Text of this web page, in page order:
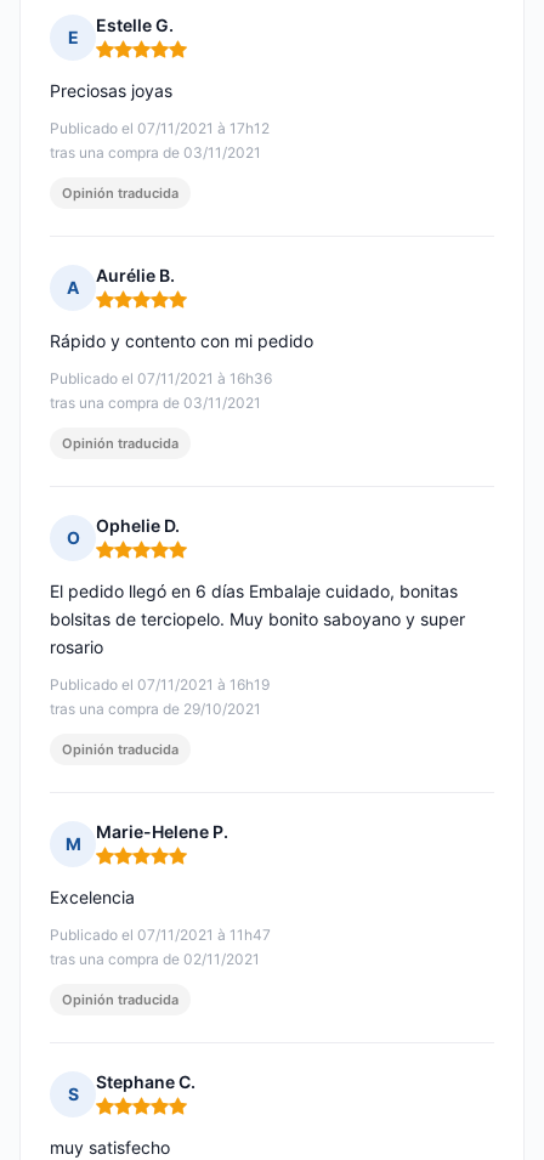
E
Estelle G.
Nota: 5 de 5
Publicado el 07/11/2021 à 17h12
tras una compra de 03/11/2021
Preciosas joyas
Opinión traducida
A
Aurélie B.
Nota: 5 de 5
Publicado el 07/11/2021 à 16h36
tras una compra de 03/11/2021
Rápido y contento con mi pedido
Opinión traducida
O
Ophelie D.
Nota: 5 de 5
Publicado el 07/11/2021 à 16h19
tras una compra de 29/10/2021
El pedido llegó en 6 días Embalaje cuidado, bonitas
bolsitas de terciopelo. Muy bonito saboyano y super
rosario
Opinión traducida
M
Marie-Helene P.
Nota: 5 de 5
Publicado el 07/11/2021 à 11h47
tras una compra de 02/11/2021
Excelencia
Opinión traducida
S
Stephane C.
Nota: 5 de 5
muy satisfecho